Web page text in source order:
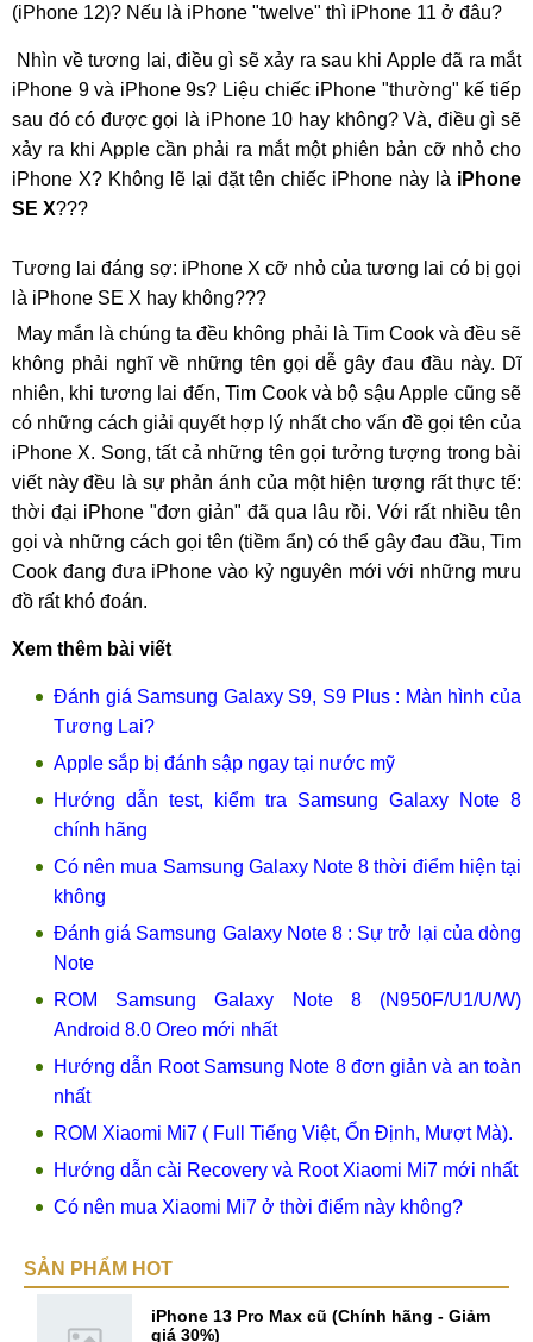
(iPhone 12)? Nếu là iPhone "twelve" thì iPhone 11 ở đâu?
Nhìn về tương lai, điều gì sẽ xảy ra sau khi Apple đã ra mắt
iPhone 9 và iPhone 9s? Liệu chiếc iPhone "thường" kế tiếp
sau đó có được gọi là iPhone 10 hay không? Và, điều gì sẽ
xảy ra khi Apple cần phải ra mắt một phiên bản cỡ nhỏ cho
iPhone X? Không lẽ lại đặt tên chiếc iPhone này là iPhone
SE X???
Tương lai đáng sợ: iPhone X cỡ nhỏ của tương lai có bị gọi
là iPhone SE X hay không???
May mắn là chúng ta đều không phải là Tim Cook và đều sẽ
không phải nghĩ về những tên gọi dễ gây đau đầu này. Dĩ
nhiên, khi tương lai đến, Tim Cook và bộ sậu Apple cũng sẽ
có những cách giải quyết hợp lý nhất cho vấn đề gọi tên của
iPhone X. Song, tất cả những tên gọi tưởng tượng trong bài
viết này đều là sự phản ánh của một hiện tượng rất thực tế:
thời đại iPhone "đơn giản" đã qua lâu rồi. Với rất nhiều tên
gọi và những cách gọi tên (tiềm ẩn) có thể gây đau đầu, Tim
Cook đang đưa iPhone vào kỷ nguyên mới với những mưu
đồ rất khó đoán.
Xem thêm bài viết
Đánh giá Samsung Galaxy S9, S9 Plus : Màn hình của
Tương Lai?
Apple sắp bị đánh sập ngay tại nước mỹ
Hướng dẫn test, kiểm tra Samsung Galaxy Note 8
chính hãng
Có nên mua Samsung Galaxy Note 8 thời điểm hiện tại
không
Đánh giá Samsung Galaxy Note 8 : Sự trở lại của dòng
Note
ROM Samsung Galaxy Note 8 (N950F/U1/U/W)
Android 8.0 Oreo mới nhất
Hướng dẫn Root Samsung Note 8 đơn giản và an toàn
nhất
ROM Xiaomi Mi7 ( Full Tiếng Việt, Ổn Định, Mượt Mà).
Hướng dẫn cài Recovery và Root Xiaomi Mi7 mới nhất
Có nên mua Xiaomi Mi7 ở thời điểm này không?
SẢN PHẨM HOT
iPhone 13 Pro Max cũ (Chính hãng - Giảm
giá 30%)